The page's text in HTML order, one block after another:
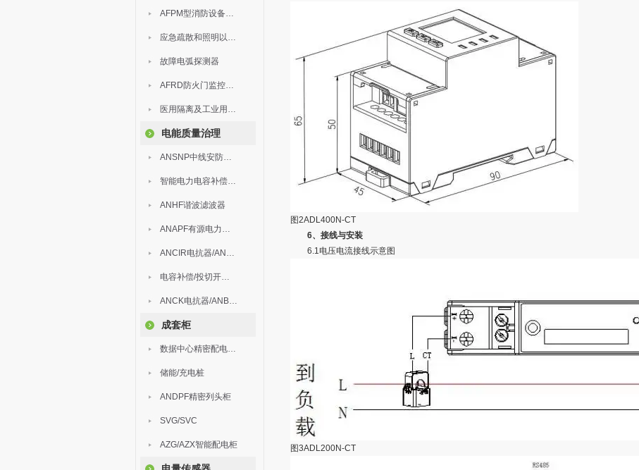
AFPM型消防设备电源监控系统
应急疏散和照明以及灯具
故障电弧探测器
AFRD防火门监控系统
医用隔离及工业用电绝缘检测
电能质量治理
ANSNP中线安防保护器
智能电力电容补偿装置
ANHF谐波滤波器
ANAPF有源电力滤波器
ANCIR电抗器/ANHPD300谐波保护器
电容补偿/投切开关/ARC
ANCK电抗器/ANBSMJ自愈式低压并联电容器
成套柜
数据中心精密配电监控装置
储能/充电桩
ANDPF精密列头柜
SVG/SVC
AZG/AZX智能配电柜
图2ADL400N-CT
6、接线与安装
6.1电压电流接线示意图
图3ADL200N-CT